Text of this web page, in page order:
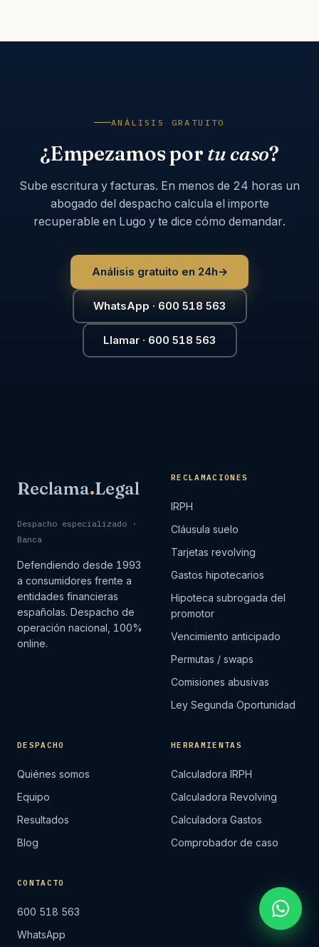
ANÁLISIS GRATUITO
¿Empezamos por tu caso?
Sube escritura y facturas. En menos de 24 horas un
abogado del despacho calcula el importe
recuperable en Lugo y te dice cómo demandar.
Análisis gratuito en 24h→
WhatsApp · 600 518 563
Llamar · 600 518 563
Reclama.Legal
Despacho especializado ·
Banca
Defendiendo desde 1993
a consumidores frente a
entidades financieras
españolas. Despacho de
operación nacional, 100%
online.
RECLAMACIONES
IRPH
Cláusula suelo
Tarjetas revolving
Gastos hipotecarios
Hipoteca subrogada del
promotor
Vencimiento anticipado
Permutas / swaps
Comisiones abusivas
Ley Segunda Oportunidad
DESPACHO
Quiénes somos
Equipo
Resultados
Blog
HERRAMIENTAS
Calculadora IRPH
Calculadora Revolving
Calculadora Gastos
Comprobador de caso
CONTACTO
600 518 563
WhatsApp